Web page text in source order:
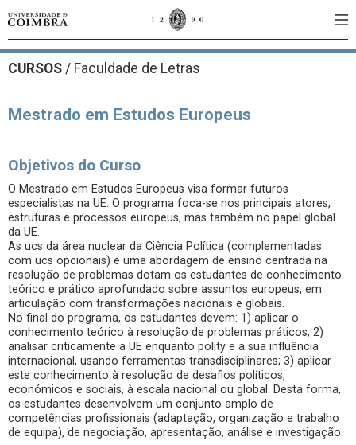
CURSOS / Faculdade de Letras
Mestrado em Estudos Europeus
Objetivos do Curso
O Mestrado em Estudos Europeus visa formar futuros
especialistas na UE. O programa foca-se nos principais atores,
estruturas e processos europeus, mas também no papel global
da UE.
As ucs da área nuclear da Ciência Política (complementadas
com ucs opcionais) e uma abordagem de ensino centrada na
resolução de problemas dotam os estudantes de conhecimento
teórico e prático aprofundado sobre assuntos europeus, em
articulação com transformações nacionais e globais.
No final do programa, os estudantes devem: 1) aplicar o
conhecimento teórico à resolução de problemas práticos; 2)
analisar criticamente a UE enquanto polity e a sua influência
internacional, usando ferramentas transdisciplinares; 3) aplicar
este conhecimento à resolução de desafios políticos,
económicos e sociais, à escala nacional ou global. Desta forma,
os estudantes desenvolvem um conjunto amplo de
competências profissionais (adaptação, organização e trabalho
de equipa), de negociação, apresentação, análise e investigação.